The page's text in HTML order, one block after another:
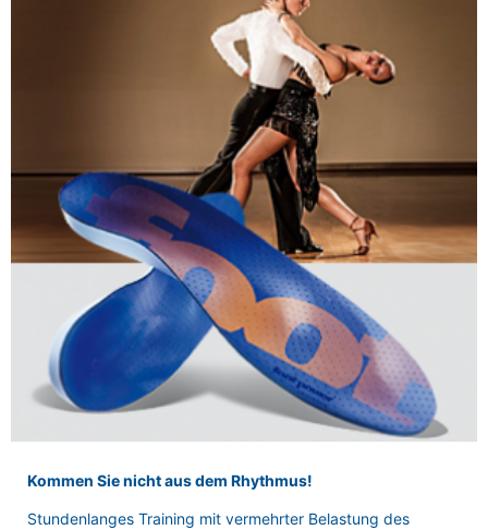
Kommen Sie nicht aus dem Rhythmus!
Stundenlanges Training mit vermehrter Belastung des